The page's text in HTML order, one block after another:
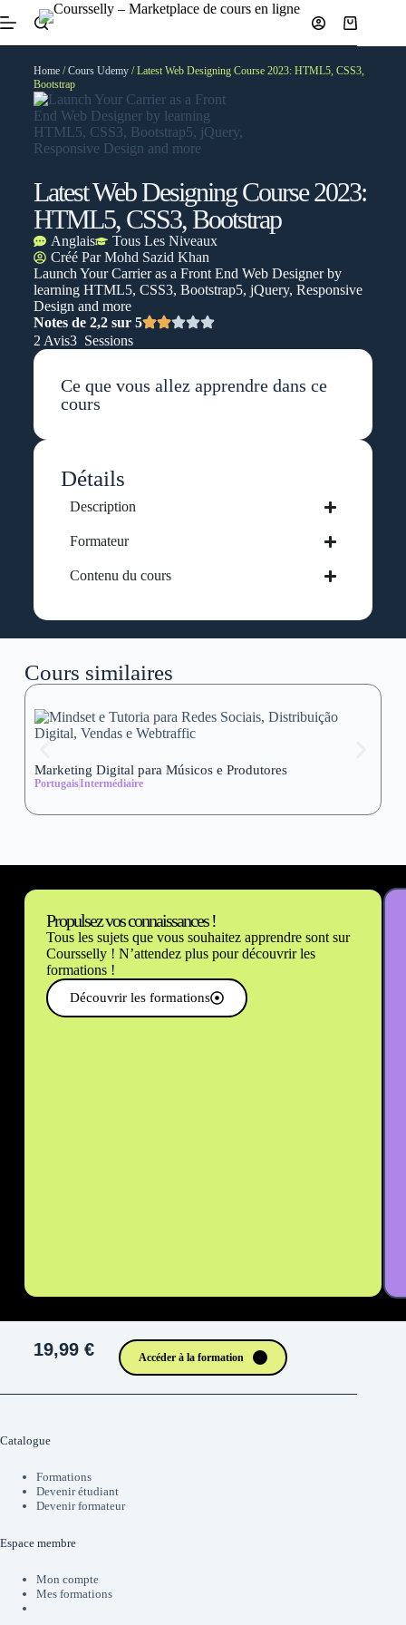
Home/Cours Udemy/ Latest Web Designing Course 2023: HTML5, CSS3,
Bootstrap
Latest Web Designing Course 2023:
HTML5, CSS3, Bootstrap
Anglais
Tous Les Niveaux
Créé ParMohd Sazid Khan
Launch Your Carrier as a Front End Web Designer by
learning HTML5, CSS3, Bootstrap5, jQuery, Responsive
Design and more
Notes de 2,2 sur 5
2 Avis3 Sessions
Ce que vous allez apprendre dans ce
cours
Détails
Description
Formateur
Contenu du cours
Cours similaires
Marketing Digital para Músicos e Produtores
PortugaisIntermédiaire
Propulsez vos connaissances !
Tous les sujets que vous souhaitez apprendre sont sur
Coursselly ! N’attendez plus pour découvrir les
formations !
Découvrir les formations
19,99 € Accéder à la formation
Catalogue
Formations
Devenir étudiant
Devenir formateur
Espace membre
Mon compte
Mes formations